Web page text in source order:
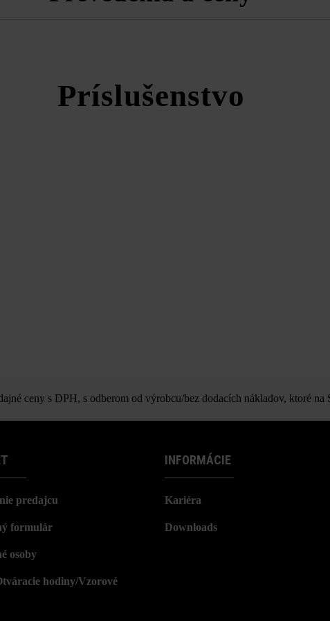
Príslušenstvo
ceny s DPH, s odberom od výrobcu/bez dodacích nákladov, ktoré
predajcu
formulár
osoby
hodiny/Vzorové
INFORMÁCIE
Kariéra
Downloads